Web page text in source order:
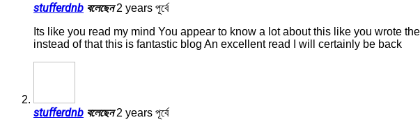
stufferdnb বলেছেন 2 years পূর্বে
Its like you read my mind You appear to know a lot about this like you wrote
instead of that this is fantastic blog An excellent read I will certainly be back
stufferdnb বলেছেন 2 years পূর্বে